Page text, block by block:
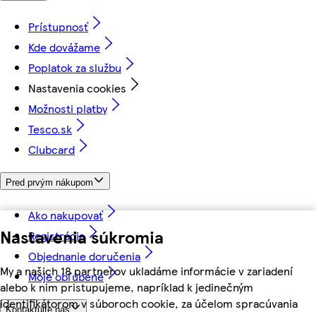
Nastavenia súkromia
My a našich 18 partnerov ukladáme informácie v zariadení
alebo k nim pristupujeme, napríklad k jedinečným
identifikátorom v súboroch cookie, za účelom spracúvania
Prístupnosť
Kde dovážame
Poplatok za službu
Nastavenia cookies
Možnosti platby
Tesco.sk
Clubcard
Pred prvým nákupom
Ako nakupovať
Registrácia
Objednanie doručenia
Moje obľúbené
Kontaktujte nás